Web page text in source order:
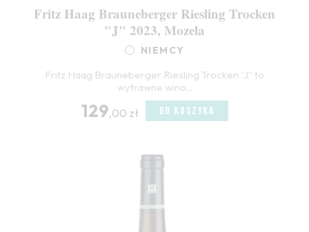
Fritz Haag Brauneberger Riesling Trocken
"J" 2023, Mozela
NIEMCY
Fritz Haag Brauneberger Riesling Trocken “J” to
wytrawne wino...
129,00 zł DO KOSZYKA